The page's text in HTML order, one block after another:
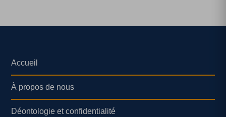
Accueil
À propos de nous
Déontologie et confidentialité